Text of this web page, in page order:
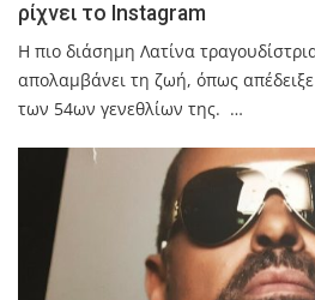
ρίχνει το Instagram
Η πιο διάσημη Λατίνα
απολαμβάνει τη ζωή, όπως
των 54ων γενεθλίων της. …